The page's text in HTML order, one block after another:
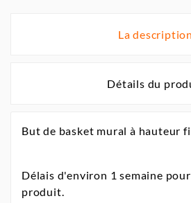
La description
Détails du
But de basket mural à hauteur
Délais d'environ 1 semaine
produit.